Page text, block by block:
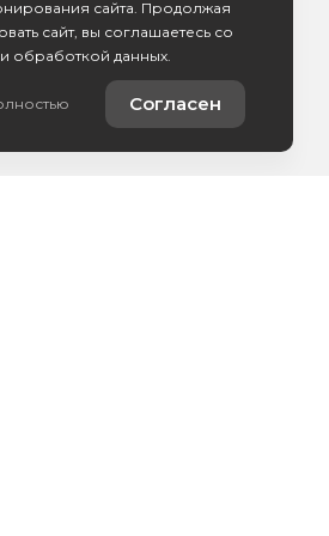
сайта. Продолжая
сайт, вы соглашаетесь со
обработкой данных.
Согласен